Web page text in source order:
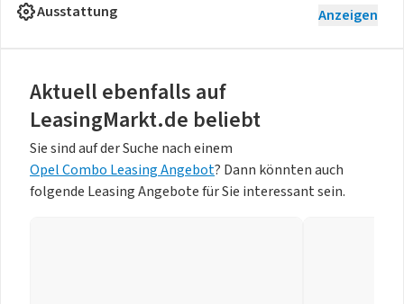
Ausstattung Anzeigen
Aktuell ebenfalls auf
LeasingMarkt.de beliebt
Sie sind auf der Suche nach einem
Opel Combo Leasing Angebot? Dann könnten auch
folgende Leasing Angebote für Sie interessant sein.